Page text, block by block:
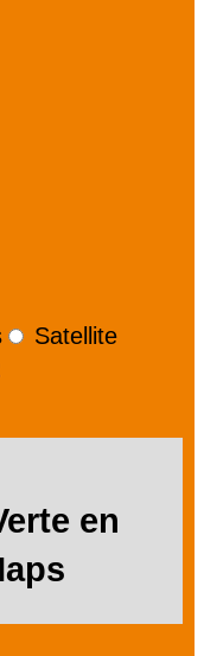
Satellite
en